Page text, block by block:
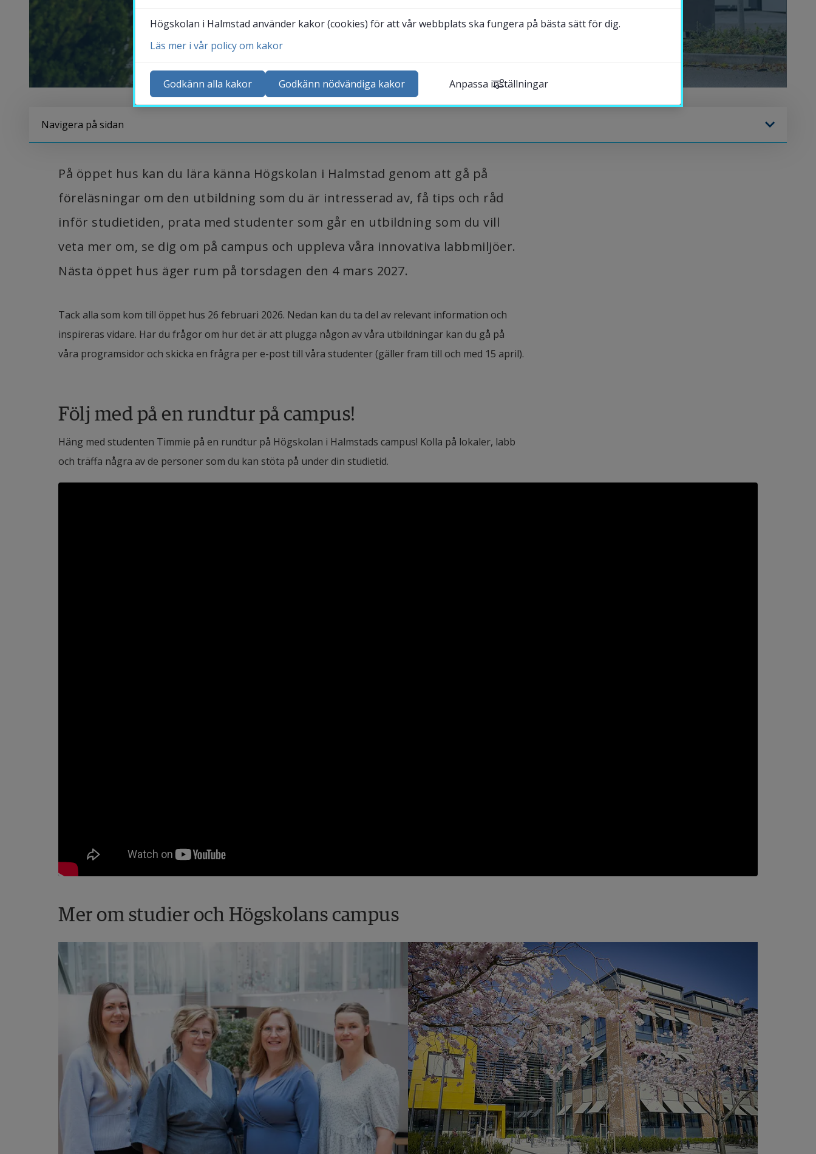
Navigera på sidan
På öppet hus kan du lära känna Högskolan i Halmstad genom att gå på
föreläsningar om den utbildning som du är intresserad av, ​få tips och råd
inför studietiden, prata med studenter som går en utbildning som du vill
veta mer om, se dig om på campus och uppleva våra innovativa labbmiljöer.
Nästa öppet hus äger rum på torsdagen den 4 mars 2027.
Tack alla som kom till öppet hus 26 februari 2026. Nedan kan du ta del av relevant information och
inspireras vidare. Har du frågor om hur det är att plugga någon av våra utbildningar kan du gå på
våra programsidor och skicka en frågra per e-post till våra studenter (gäller fram till och med 15 april).
Följ med på en rundtur på campus!
Häng med studenten Timmie på en rundtur på Högskolan i Halmstads campus! Kolla på lokaler, labb
och träffa några av de personer som du kan stöta på under din studietid.
Mer om studier och Högskolans campus
Kontakta och besök oss
Nyheter
Kalender
Studentwebb
Högskolan i Halmstad använder kakor (cookies) för att vår webbplats ska fungera på bästa sätt för dig.
Läs mer i vår policy om kakor
Godkänn alla kakor Godkänn nödvändiga kakor Anpassa inställningar